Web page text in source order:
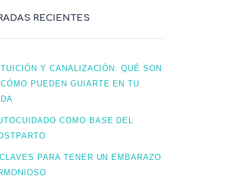
RECIENTES
Y CANALIZACIÓN: QUÉ SON
PUEDEN GUIARTE EN TU
COMO BASE DEL
PARA TENER UN EMBARAZO